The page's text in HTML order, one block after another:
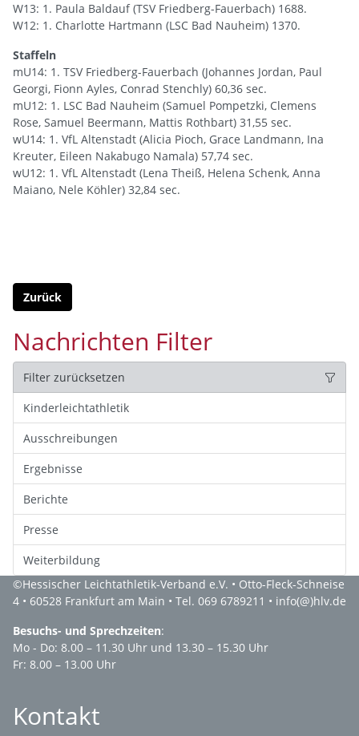
W13: 1. Paula Baldauf (TSV Friedberg-Fauerbach) 1688.
W12: 1. Charlotte Hartmann (LSC Bad Nauheim) 1370.
Staffeln
mU14: 1. TSV Friedberg-Fauerbach (Johannes Jordan, Paul
Georgi, Fionn Ayles, Conrad Stenchly) 60,36 sec.
mU12: 1. LSC Bad Nauheim (Samuel Pompetzki, Clemens
Rose, Samuel Beermann, Mattis Rothbart) 31,55 sec.
wU14: 1. VfL Altenstadt (Alicia Pioch, Grace Landmann, Ina
Kreuter, Eileen Nakabugo Namala) 57,74 sec.
wU12: 1. VfL Altenstadt (Lena Theiß, Helena Schenk, Anna
Maiano, Nele Köhler) 32,84 sec.
Zurück
Nachrichten Filter
Filter zurücksetzen
Kinderleichtathletik
Ausschreibungen
Ergebnisse
Berichte
Presse
Weiterbildung
©Hessischer Leichtathletik-Verband e.V. • Otto-Fleck-Schneise
4 • 60528 Frankfurt am Main • Tel. 069 6789211 • info(@)hlv.de
Besuchs- und Sprechzeiten:
Mo - Do: 8.00 – 11.30 Uhr und 13.30 – 15.30 Uhr
Fr: 8.00 – 13.00 Uhr
Kontakt